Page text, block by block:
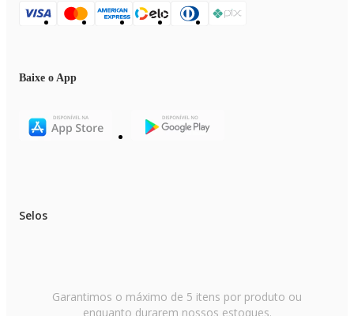
Baixe o App
Selos
Garantimos o máximo de 5 itens por produto ou
enquanto durarem nossos estoques.